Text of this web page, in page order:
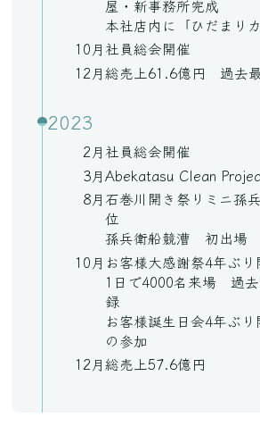
屋・新事務所完成
本社店内に「ひだまり
10月 社員総会開催
12月総売上61.6億円 過去
2023
2月 社員総会開催
3月Abekatasu Clean
8月 石巻川開き祭りミニ孫
位
孫兵衛船競漕 初出場
10月 お客様大感謝祭4年ぶり
1日で4000名来場 過
録
お客様誕生日会4年ぶ
の参加
12月総売上57.6億円